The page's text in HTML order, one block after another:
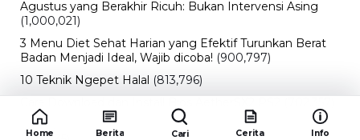
(602,435)
Konser Super Junior, ELF Wajib Tahu! (502,153)
Diadakan oleh Redaksiku.com: Event Langka dengan
Drop Rate yang Melejit (424,823)
10 Film Indonesia Tayang November 2024, Ada Film
Wulan Guritno! (352,097)
Home Berita Cari Cerita Info